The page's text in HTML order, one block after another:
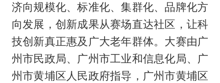
济向规模化、标准化、集群化、品牌化方
向发展，创新成果从赛场直达社区，让科
技创新真正惠及广大老年群体。大赛由广
州市民政局、广州市工业和信息化局、广
州市黄埔区人民政府指导，广州市黄埔区